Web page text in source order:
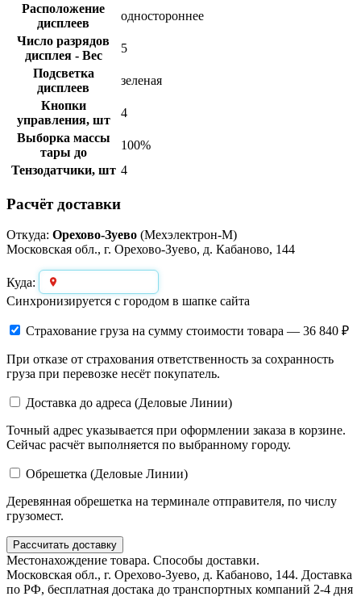
Расположение
дисплеев
одностороннее
Число разрядов
дисплея - Вес
5
Подсветка
дисплеев
зеленая
Кнопки
управления, шт
4
Выборка массы
тары до
100%
Тензодатчики, шт 4
Расчёт доставки
Откуда: Орехово-Зуево (Мехэлектрон-М)
Московская обл., г. Орехово-Зуево, д. Кабаново, 144
Куда:
Синхронизируется с городом в шапке сайта
Страхование груза на сумму стоимости товара — 36 840 ₽
При отказе от страхования ответственность за сохранность
груза при перевозке несёт покупатель.
Доставка до адреса (Деловые Линии)
Точный адрес указывается при оформлении заказа в корзине.
Сейчас расчёт выполняется по выбранному городу.
Обрешетка (Деловые Линии)
Деревянная обрешетка на терминале отправителя, по числу
грузомест.
Рассчитать доставку
Местонахождение товара. Способы доставки.
Московская обл., г. Орехово-Зуево, д. Кабаново, 144. Доставка
по РФ, бесплатная достака до транспортных компаний 2-4 дня